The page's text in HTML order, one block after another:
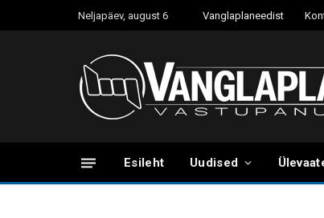
Neljapäev, august 6 Vanglaplaneedist
Esileht Uudised